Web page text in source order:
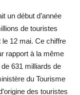
un début d’année
de touristes
12 mai. Ce chiffre
rapport à la même
de 631 milliards de
du Tourisme
des touristes